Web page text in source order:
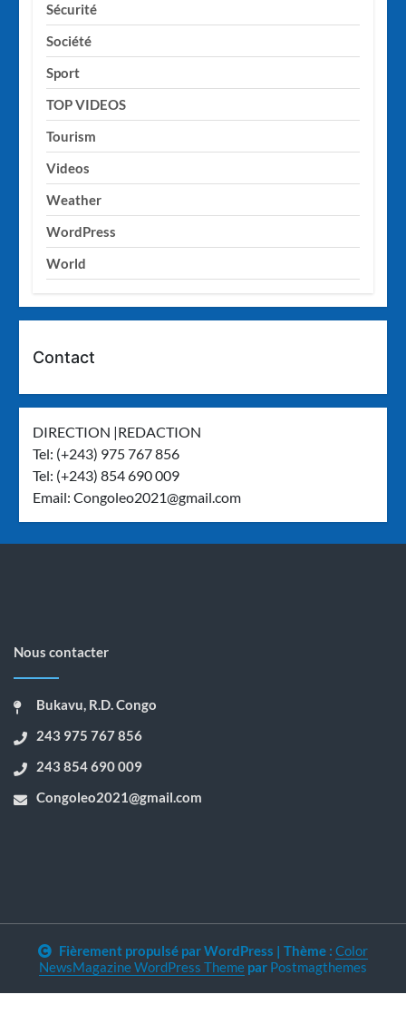
Sécurité
Société
Sport
TOP VIDEOS
Tourism
Videos
Weather
WordPress
World
Contact
DIRECTION |REDACTION
Tel: (+243) 975 767 856
Tel: (+243) 854 690 009
Email:Congoleo2021@gmail.com
Nous contacter
Bukavu, R.D. Congo
243 975 767 856
243 854 690 009
Congoleo2021@gmail.com
Fièrement propulsé par WordPress | Thème : Color
NewsMagazine WordPress Theme par Postmagthemes